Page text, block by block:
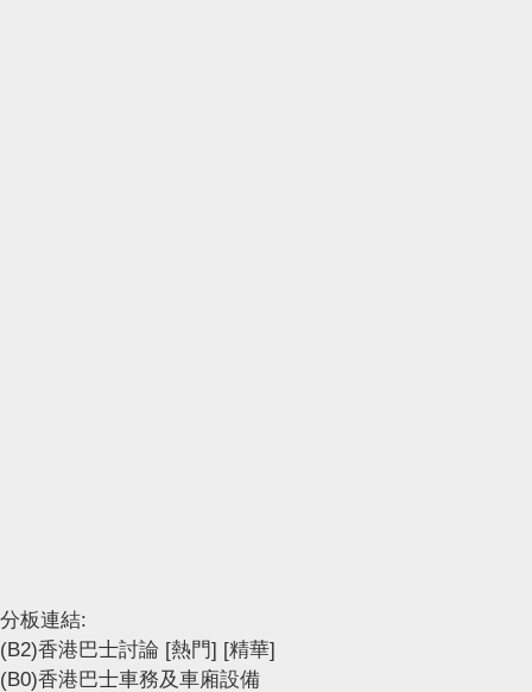
分板連結:
(B2)香港巴士討論 [熱門] [精華]
(B0)香港巴士車務及車廂設備